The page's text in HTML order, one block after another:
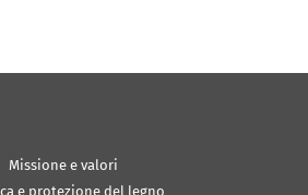
Missione e valori
e protezione del legno